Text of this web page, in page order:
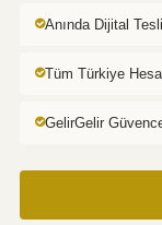
Anında Dijital
Tüm Türkiye
GelirGelir